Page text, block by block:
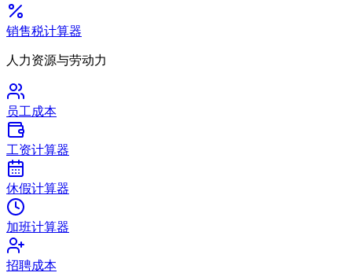
销售税计算器
人力资源与劳动力
员工成本
工资计算器
休假计算器
加班计算器
招聘成本